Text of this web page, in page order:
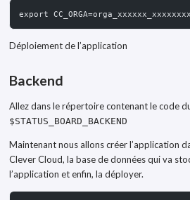
export
Déploiement de l’application
Backend
Allez dans le répertoire contenant le code
$STATUS_BOARD_BACKEND
Maintenant nous allons créer l’application
Clever Cloud, la base de données qui va
l’application et enfin, la déployer.